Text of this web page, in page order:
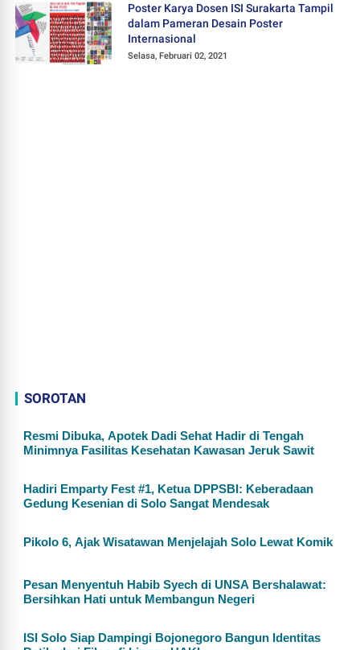
Poster Karya Dosen ISI Surakarta Tampil
dalam Pameran Desain Poster
Internasional
Selasa, Februari 02, 2021
SOROTAN
Resmi Dibuka, Apotek Dadi Sehat Hadir di Tengah
Minimnya Fasilitas Kesehatan Kawasan Jeruk Sawit
Hadiri Emparty Fest #1, Ketua DPPSBI: Keberadaan
Gedung Kesenian di Solo Sangat Mendesak
Pikolo 6, Ajak Wisatawan Menjelajah Solo Lewat Komik
Pesan Menyentuh Habib Syech di UNSA Bershalawat:
Bersihkan Hati untuk Membangun Negeri
ISI Solo Siap Dampingi Bojonegoro Bangun Identitas